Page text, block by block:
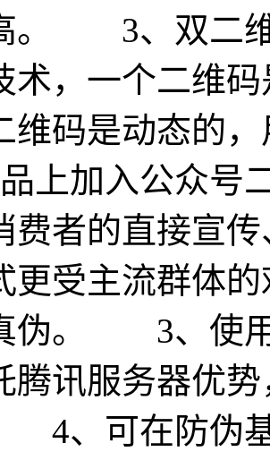
。 3、双二维
术，一个二维
维码是动态
上加入公众号
费者的直接宣
更受主流群体
伪。 3、使用
腾讯服务器优
、可在防伪基